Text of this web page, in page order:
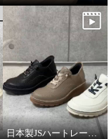
日本製JSハートレーベルの説明動画